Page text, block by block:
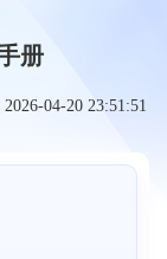
册
04-20 23:51:51